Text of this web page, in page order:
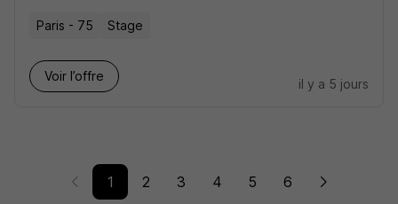
Paris - 75 Stage
Voir l’offre
il y a 5 jours
1 2 3 4 5 6